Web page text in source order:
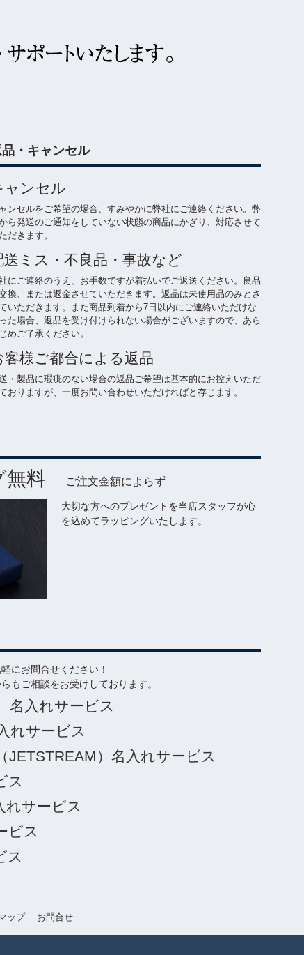
・キャンセル
ャンセル
ンセルをご希望の場合、すみやかに弊社にご連絡ください。弊
ら発送のご通知をしていない状態の商品にかぎり、対応させて
だきます。
送ミス・不良品・事故など
にご連絡のうえ、お手数ですが着払いでご返送ください。良品
換、または返金させていただきます。返品は未使用品のみとさ
いただきます。また商品到着から7日以内にご連絡いただけな
た場合、返品を受け付けられない場合がございますので、あら
めご了承ください。
客様ご都合による返品
・製品に瑕疵のない場合の返品ご希望は基本的にお控えいただ
おりますが、一度お問い合わせいただければと存じます。
無料 ご注文金額によらず
大切な方へのプレゼントを当店スタッフが心
を込めてラッピングいたします。
にお問合せください！
もご相談をお受けしております。
名入れサービス
れサービス
JETSTREAM）名入れサービス
ス
れサービス
ビス
ス
ップ お問合せ